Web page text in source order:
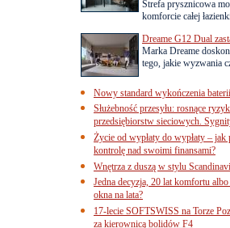
Strefa prysznicowa
komforcie całej
Dreame G12 Dual
Marka Dreame
tego, jakie wyzwania
Nowy standard wykończenia
Służebność przesyłu: rosnące
przedsiębiorstw sieciowych.
Życie od wypłaty do wypłaty – jak
kontrolę nad swoimi finansami?
Wnętrza z duszą w stylu
Jedna decyzja, 20 lat komfortu
okna na lata?
17-lecie SOFTSWISS na Torze
za kierownicą bolidów F4